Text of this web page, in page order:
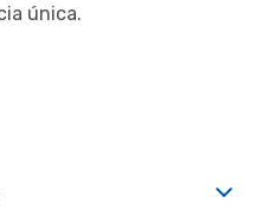
única.